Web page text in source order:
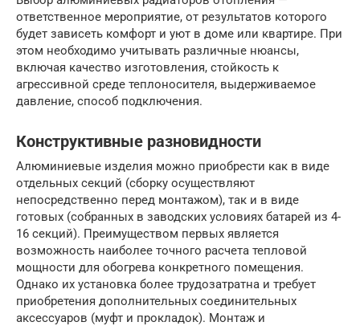
ответственное мероприятие, от результатов которого
будет зависеть комфорт и уют в доме или квартире. При
этом необходимо учитывать различные нюансы,
включая качество изготовления, стойкость к
агрессивной среде теплоносителя, выдерживаемое
давление, способ подключения.
Конструктивные разновидности
Алюминиевые изделия можно приобрести как в виде
отдельных секций (сборку осуществляют
непосредственно перед монтажом), так и в виде
готовых (собранных в заводских условиях батарей из 4-
16 секций). Преимуществом первых является
возможность наиболее точного расчета тепловой
мощности для обогрева конкретного помещения.
Однако их установка более трудозатратна и требует
приобретения дополнительных соединительных
аксессуаров (муфт и прокладок). Монтаж и